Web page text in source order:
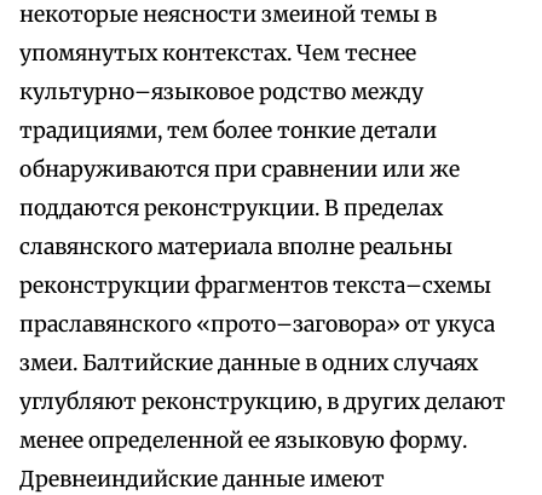
некоторые неясности змеиной темы в
упомянутых контекстах. Чем теснее
культурно–языковое родство между
традициями, тем более тонкие детали
обнаруживаются при сравнении или же
поддаются реконструкции. В пределах
славянского материала вполне реальны
реконструкции фрагментов текста–схемы
праславянского «прото–заговора» от укуса
змеи. Балтийские данные в одних случаях
углубляют реконструкцию, в других делают
менее определенной ее языковую форму.
Древнеиндийские данные имеют